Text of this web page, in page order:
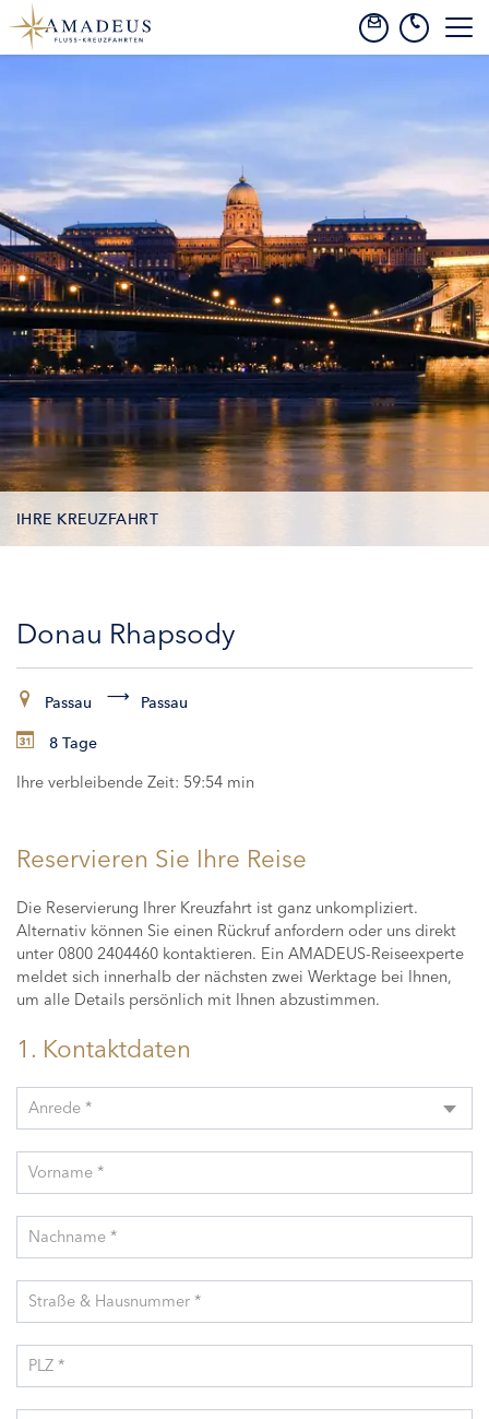
IHRE KREUZFAHRT
KABINEN
Donau Rhapsody
Passau Passau
8 Tage
Ihre verbleibende Zeit: 59:54 min
Reservieren Sie Ihre Reise
Die Reservierung Ihrer Kreuzfahrt ist ganz unkompliziert.
Alternativ können Sie einen Rückruf anfordern oder uns direkt
unter 0800 2404460 kontaktieren. Ein AMADEUS-Reiseexperte
meldet sich innerhalb der nächsten zwei Werktage bei Ihnen,
um alle Details persönlich mit Ihnen abzustimmen.
1. Kontaktdaten
Anrede *
Vorname *
Nachname *
Straße & Hausnummer *
PLZ *